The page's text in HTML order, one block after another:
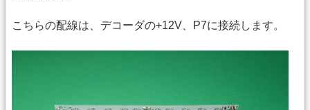
こちらの配線は、デコーダの+12V、P7に接続します。